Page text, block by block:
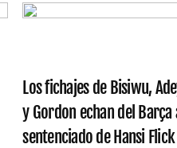
Los fichajes de Bisiwu,
y Gordon echan del Barça
sentenciado de Hansi Flick